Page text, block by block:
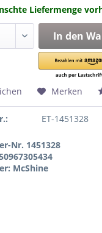
Liefermenge
In den
Merken
ET-1451328
Nr. 1451328
McShine